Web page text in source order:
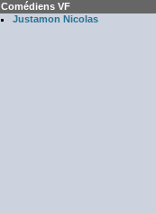
Comédiens VF
Justamon Nicolas